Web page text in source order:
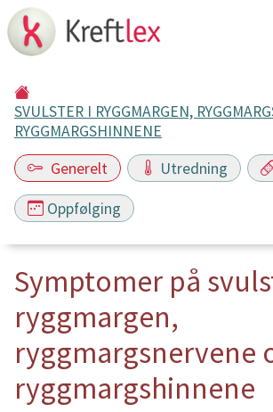
SVULSTER I RYGGMARGEN,
RYGGMARGSHINNENE
Generelt
Utredning
Oppfølging
Symptomer på
ryggmargen,
ryggmargsnervene
ryggmargshinnene